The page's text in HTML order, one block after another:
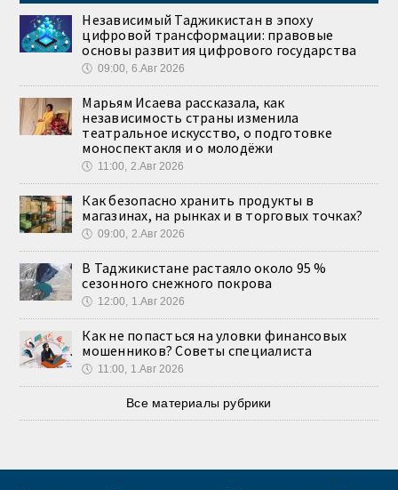
Независимый Таджикистан в эпоху
цифровой трансформации: правовые
основы развития цифрового государства
🕔 09:00, 6.Авг 2026
Марьям Исаева рассказала, как
независимость страны изменила
театральное искусство, о подготовке
моноспектакля и о молодёжи
🕔 11:00, 2.Авг 2026
Как безопасно хранить продукты в
магазинах, на рынках и в торговых точках?
🕔 09:00, 2.Авг 2026
В Таджикистане растаяло около 95 %
сезонного снежного покрова
🕔 12:00, 1.Авг 2026
Как не попасться на уловки финансовых
мошенников? Советы специалиста
🕔 11:00, 1.Авг 2026
Все материалы рубрики